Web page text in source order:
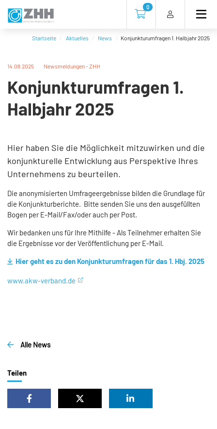
zum
(Eingabetaste)
zum
(Eingabetaste)
zur
(Eingabetaste)
zum
(Eingabetaste)
0
Zur Kasse gehen (0
Startseite Aktuelles News Konjunkturumfragen 1. Halbjahr 2025
14.08.2025 Newsmeldungen - ZHH
Konjunkturumfragen 1.
Halbjahr 2025
Hier haben Sie die Möglichkeit mitzuwirken und die
konjunkturelle Entwicklung aus Perspektive Ihres
Unternehmens zu beurteilen.
Die anonymisierten Umfrageergebnisse bilden die Grundlage für
die Konjunkturberichte. Bitte senden Sie uns den ausgefüllten
Bogen per E-Mail/Fax/oder auch per Post.
Wir bedanken uns für Ihre Mithilfe - Als Teilnehmer erhalten Sie
die Ergebnisse vor der Veröffentlichung per E-Mail.
Hier geht es zu den Konjunkturumfragen für das 1. Hbj. 2025
www.akw-verband.de
Alle News
Teilen